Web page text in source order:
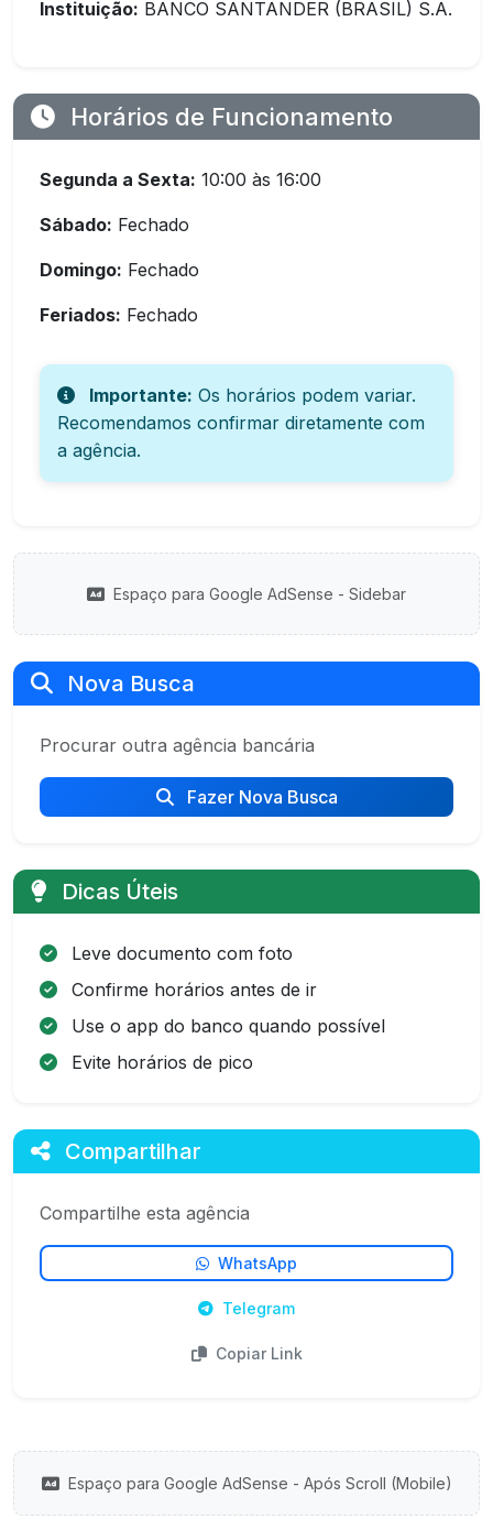
Instituição: BANCO SANTANDER (BRASIL) S.A.
Horários de Funcionamento
Segunda a Sexta: 10:00 às 16:00
Sábado: Fechado
Domingo: Fechado
Feriados: Fechado
Importante: Os horários podem variar.
Recomendamos confirmar diretamente com
a agência.
Espaço para Google AdSense - Sidebar
Nova Busca
Procurar outra agência bancária
Fazer Nova Busca
Dicas Úteis
Leve documento com foto
Confirme horários antes de ir
Use o app do banco quando possível
Evite horários de pico
Compartilhar
Compartilhe esta agência
WhatsApp
Telegram
Copiar Link
Espaço para Google AdSense - Após Scroll (Mobile)